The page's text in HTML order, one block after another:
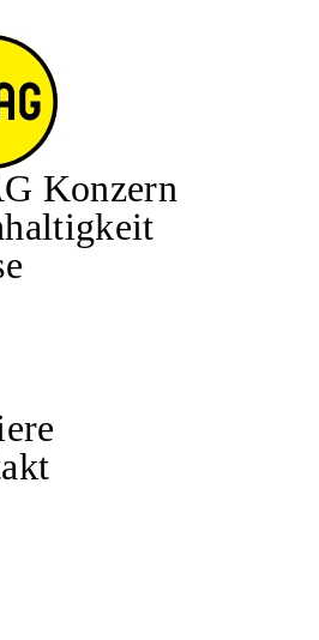
Konzern